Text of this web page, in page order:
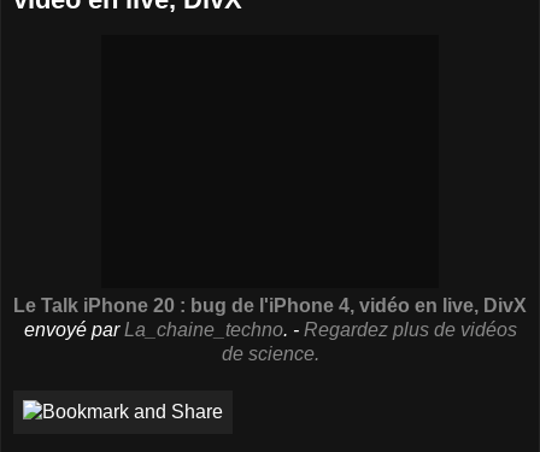
Le Talk iPhone 20 : bug de l'iPhone 4, vidéo en live, DivX
envoyé parLa_chaine_techno. - Regardez plus de vidéos
de science.